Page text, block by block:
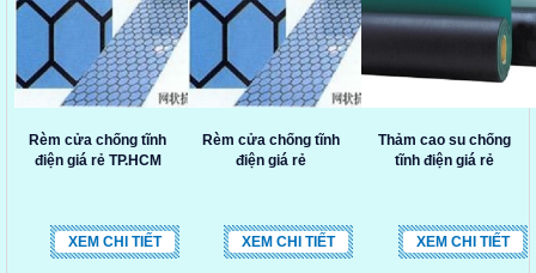
Rèm cửa chống tĩnh
điện giá rẻ TP.HCM
XEM CHI TIẾT
Rèm cửa chống tĩnh
điện giá rẻ
XEM CHI TIẾT
Thảm cao su chống
tĩnh điện giá rẻ
XEM CHI TIẾT